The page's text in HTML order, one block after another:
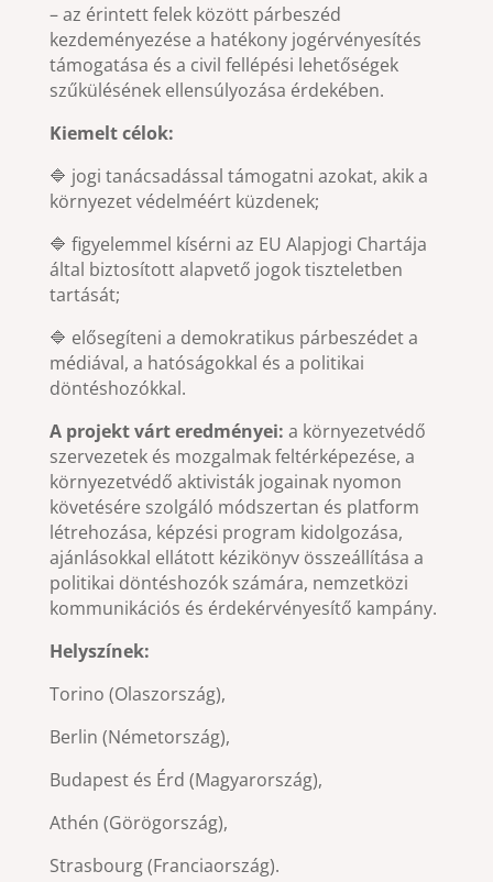
– az érintett felek között párbeszéd
kezdeményezése a hatékony jogérvényesítés
támogatása és a civil fellépési lehetőségek
szűkülésének ellensúlyozása érdekében.
Kiemelt célok:
🔷 jogi tanácsadással támogatni azokat, akik a
környezet védelméért küzdenek;
🔷 figyelemmel kísérni az EU Alapjogi Chartája
által biztosított alapvető jogok tiszteletben
tartását;
🔷 elősegíteni a demokratikus párbeszédet a
médiával, a hatóságokkal és a politikai
döntéshozókkal.
A projekt várt eredményei: a környezetvédő
szervezetek és mozgalmak feltérképezése, a
környezetvédő aktivisták jogainak nyomon
követésére szolgáló módszertan és platform
létrehozása, képzési program kidolgozása,
ajánlásokkal ellátott kézikönyv összeállítása a
politikai döntéshozók számára, nemzetközi
kommunikációs és érdekérvényesítő kampány.
Helyszínek:
Torino (Olaszország),
Berlin (Németország),
Budapest és Érd (Magyarország),
Athén (Görögország),
Strasbourg (Franciaország).